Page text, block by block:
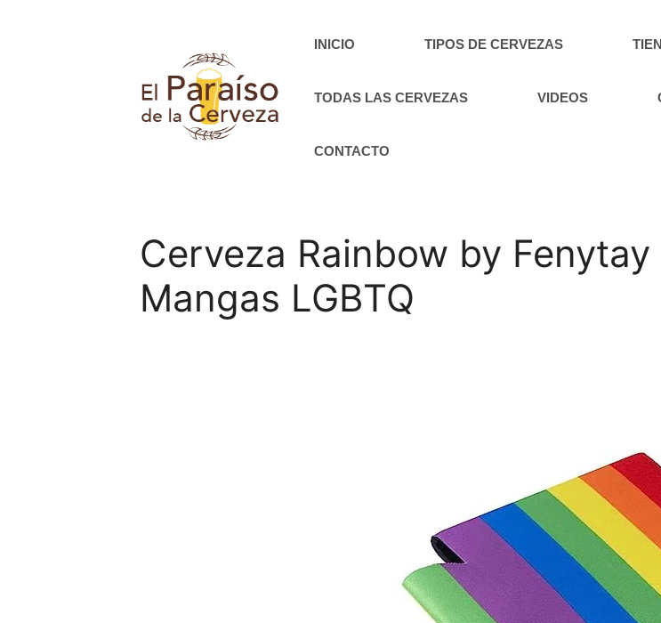
INICIO TIPOS DE CERVEZAS
TODAS LAS CERVEZAS VIDEOS
CONTACTO
Cerveza Rainbow by
Mangas LGBTQ